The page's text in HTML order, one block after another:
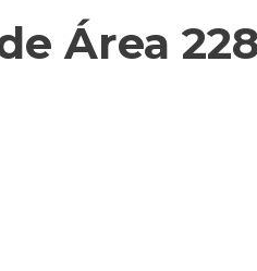
Área